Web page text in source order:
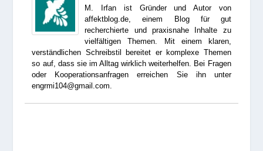
M. Irfan ist Gründer und Autor von
affektblog.de, einem Blog für gut
recherchierte und praxisnahe Inhalte zu
vielfältigen Themen. Mit einem klaren,
verständlichen Schreibstil bereitet er komplexe Themen
so auf, dass sie im Alltag wirklich weiterhelfen. Bei Fragen
oder Kooperationsanfragen erreichen Sie ihn unter
engrmi104@gmail.com.